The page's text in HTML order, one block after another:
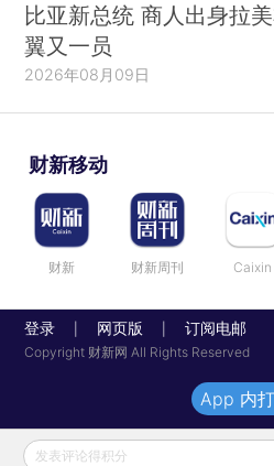
比亚新总统 商人出身拉
翼又一员
2026年08月09日
财新移动
财新 财新周刊 Caixin
登录 网页版 订阅电邮
Copyright 财新网 All Rights Reserved
发表评论得积分
App 内